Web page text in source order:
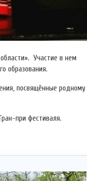
Участие в нем
образования.
посвящённые родному
при фестиваля.